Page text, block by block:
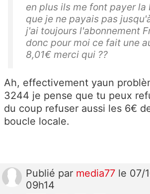
en plus ils me font payer la
que je ne payais pas
j'ai toujours l'abonnement
donc pour moi ce fait une
8,01€ merci qui ??
Ah, effectivement yaun
3244 je pense que tu peux
du coup refuser aussi les 6€
boucle locale.
Publié par media77 le 07/
09h14